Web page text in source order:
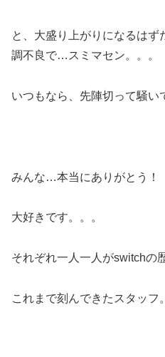
と、大盛り上がりになるは
調不良で…スミマセン。。。
いつもなら、先陣切って騒い
みんな…本当にありがとう！
大好きです。。。
それぞれ一人一人がswitchの
これまで刻んできたスタッフ。